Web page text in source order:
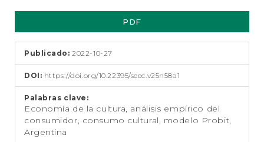
d
p
i
Barra
lateral
del
artículo
PDF
Publicado:2022-10-27
DOI: https://doi.org/10.22395/seec.v25n58a1
Palabras clave:
Economía de la cultura, análisis empírico del
consumidor, consumo cultural, modelo Probit,
Argentina